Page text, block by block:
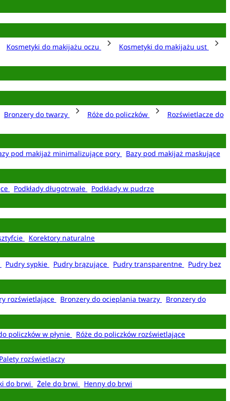
Kosmetyki do makijażu oczu
Kosmetyki do makijażu ust
Bronzery do twarzy Róże do policzków
Rozświetlacze do
pod makijaż minimalizujące pory
Bazy pod makijaż maskujące
Podkłady długotrwałe
Podkłady w pudrze
Korektory naturalne
Pudry sypkie Pudry brązujące Pudry transparentne
Pudry bez
rozświetlające Bronzery do ocieplania twarzy
Bronzery do
policzków w płynie
Róże do policzków rozświetlające
Palety rozświetlaczy
do brwi Żele do brwi
Henny do brwi